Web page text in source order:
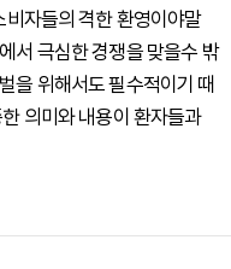
비자들의 격한 환영이야말
서 극심한 경쟁을 맞을수 밖
을 위해서도 필수적이기 때
의미와 내용이 환자들과